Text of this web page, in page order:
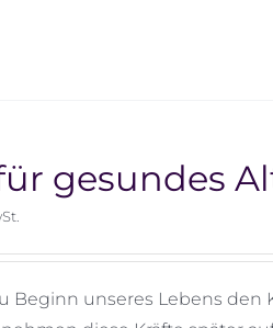
gesundes
Beginn unseres Lebens den